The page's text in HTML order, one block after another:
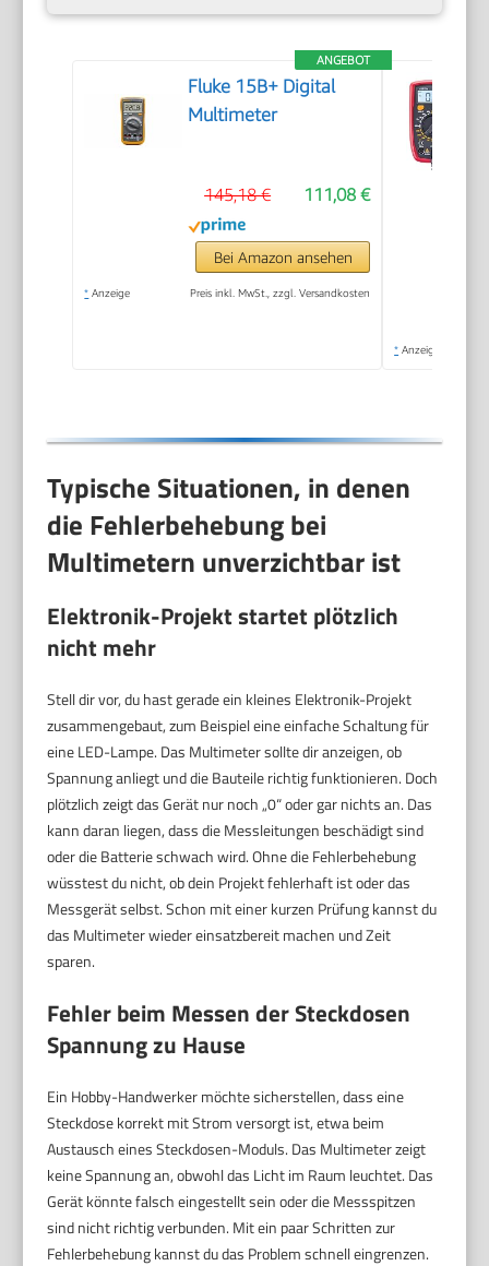
ANGEBOT
Fluke 15B+ Digital
Multimeter
111,08 €
145,18 €
Bei Amazon ansehen
* Anzeige Preis inkl. MwSt., zzgl. Versandkosten
* Anzeige
Typische Situationen, in denen
die Fehlerbehebung bei
Multimetern unverzichtbar ist
Elektronik-Projekt startet plötzlich
nicht mehr
Stell dir vor, du hast gerade ein kleines Elektronik-Projekt
zusammengebaut, zum Beispiel eine einfache Schaltung für
eine LED-Lampe. Das Multimeter sollte dir anzeigen, ob
Spannung anliegt und die Bauteile richtig funktionieren. Doch
plötzlich zeigt das Gerät nur noch „0“ oder gar nichts an. Das
kann daran liegen, dass die Messleitungen beschädigt sind
oder die Batterie schwach wird. Ohne die Fehlerbehebung
wüsstest du nicht, ob dein Projekt fehlerhaft ist oder das
Messgerät selbst. Schon mit einer kurzen Prüfung kannst du
das Multimeter wieder einsatzbereit machen und Zeit
sparen.
Fehler beim Messen der Steckdosen
Spannung zu Hause
Ein Hobby-Handwerker möchte sicherstellen, dass eine
Steckdose korrekt mit Strom versorgt ist, etwa beim
Austausch eines Steckdosen-Moduls. Das Multimeter zeigt
keine Spannung an, obwohl das Licht im Raum leuchtet. Das
Gerät könnte falsch eingestellt sein oder die Messspitzen
sind nicht richtig verbunden. Mit ein paar Schritten zur
Fehlerbehebung kannst du das Problem schnell eingrenzen.